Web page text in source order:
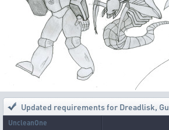
Updated requirements for Dreadlisk,
UncleanOne